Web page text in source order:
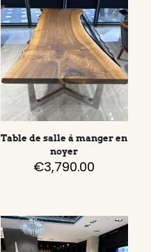
Table de salle à manger en
noyer
€3,790.00